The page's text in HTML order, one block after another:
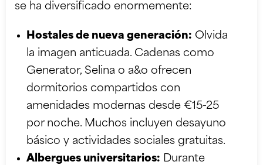
se ha diversificado enormemente:
Hostales de nueva generación: Olvida
la imagen anticuada. Cadenas como
Generator, Selina o a&o ofrecen
dormitorios compartidos con
amenidades modernas desde €15-25
por noche. Muchos incluyen desayuno
básico y actividades sociales gratuitas.
Albergues universitarios: Durante